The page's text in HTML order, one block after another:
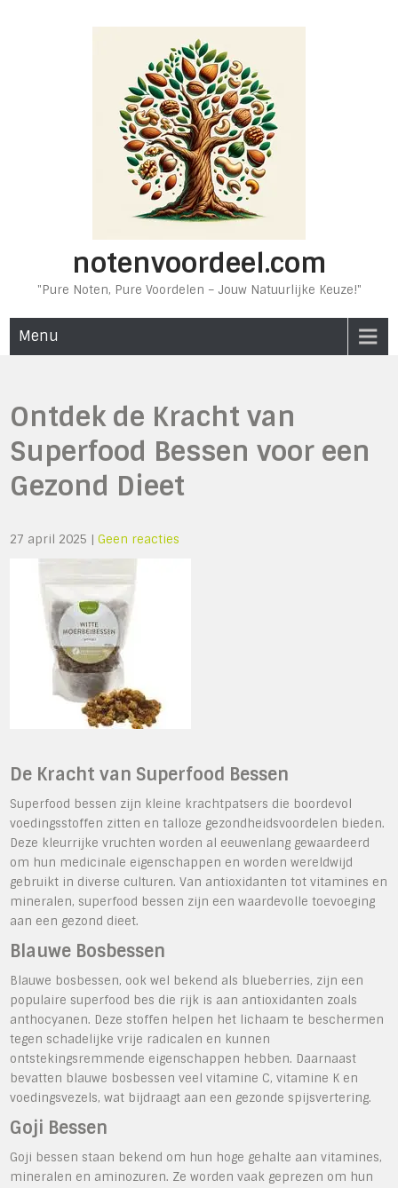
notenvoordeel.com
"Pure Noten, Pure Voordelen – Jouw Natuurlijke Keuze!"
Menu
Ontdek de Kracht van
Superfood Bessen voor een
Gezond Dieet
27 april 2025 |Geen reacties
De Kracht van Superfood Bessen
Superfood bessen zijn kleine krachtpatsers die boordevol
voedingsstoffen zitten en talloze gezondheidsvoordelen bieden.
Deze kleurrijke vruchten worden al eeuwenlang gewaardeerd
om hun medicinale eigenschappen en worden wereldwijd
gebruikt in diverse culturen. Van antioxidanten tot vitamines en
mineralen, superfood bessen zijn een waardevolle toevoeging
aan een gezond dieet.
Blauwe Bosbessen
Blauwe bosbessen, ook wel bekend als blueberries, zijn een
populaire superfood bes die rijk is aan antioxidanten zoals
anthocyanen. Deze stoffen helpen het lichaam te beschermen
tegen schadelijke vrije radicalen en kunnen
ontstekingsremmende eigenschappen hebben. Daarnaast
bevatten blauwe bosbessen veel vitamine C, vitamine K en
voedingsvezels, wat bijdraagt aan een gezonde spijsvertering.
Goji Bessen
Goji bessen staan bekend om hun hoge gehalte aan vitamines,
mineralen en aminozuren. Ze worden vaak geprezen om hun